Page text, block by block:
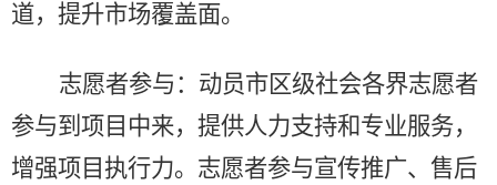
道，提升市场覆盖面。
志愿者参与：动员市区级社会各界志愿者
参与到项目中来，提供人力支持和专业服务，
增强项目执行力。志愿者参与宣传推广、售后